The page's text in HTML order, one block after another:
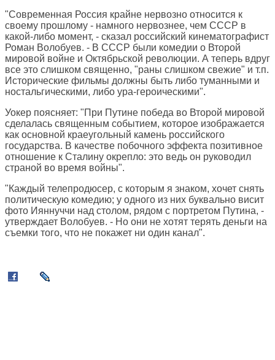
"Современная Россия крайне нервозно относится к
своему прошлому - намного нервознее, чем СССР в
какой-либо момент, - сказал российский кинематографист
Роман Волобуев. - В СССР были комедии о Второй
мировой войне и Октябрьской революции. А теперь вдруг
все это слишком священно, "раны слишком свежие" и т.п.
Исторические фильмы должны быть либо туманными и
ностальгическими, либо ура-героическими".
Уокер поясняет: "При Путине победа во Второй мировой
сделалась священным событием, которое изображается
как основной краеугольный камень российского
государства. В качестве побочного эффекта позитивное
отношение к Сталину окрепло: это ведь он руководил
страной во время войны".
"Каждый телепродюсер, с которым я знаком, хочет снять
политическую комедию; у одного из них буквально висит
фото Ияннуччи над столом, рядом с портретом Путина, -
утверждает Волобуев. - Но они не хотят терять деньги на
съемки того, что не покажет ни один канал".